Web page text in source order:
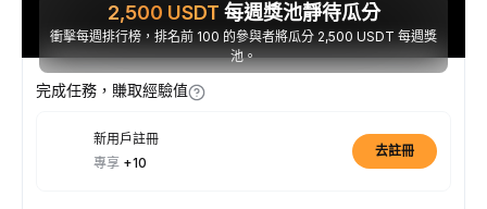
2,500 USDT 每週獎池靜待瓜分
衝擊每週排行榜，排名前 100 的參與者將瓜分 2,500 USDT 每週獎
池。
完成任務，賺取經驗值
新用戶註冊
專享 +10
去註冊